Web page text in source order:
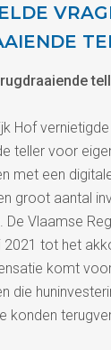
Hof
teller voor
met een
groot aantal
De Vlaamse
2021 tot het
komt
die
konden